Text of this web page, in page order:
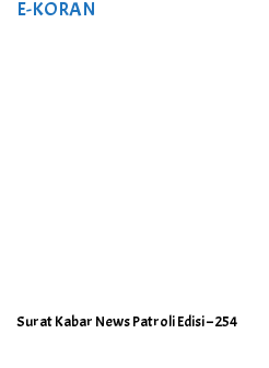
E-KORAN
Surat Kabar News Patroli Edisi – 254